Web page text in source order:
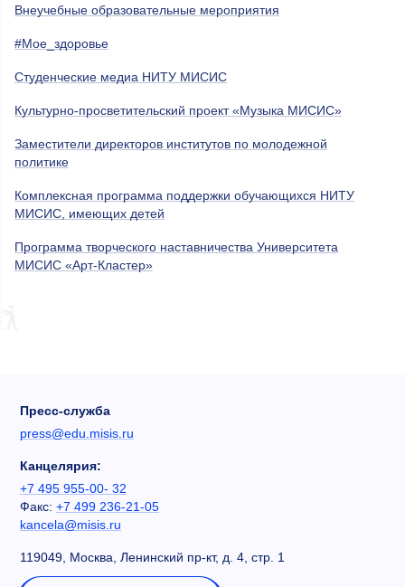
Внеучебные образовательные мероприятия
#Мое_здоровье
Студенческие медиа НИТУ МИСИС
Культурно-просветительский проект «Музыка МИСИС»
Заместители директоров институтов по молодежной
политике
Комплексная программа поддержки обучающихся НИТУ
МИСИС, имеющих детей
Программа творческого наставничества Университета
МИСИС «Арт-Кластер»
Пресс-служба
press@edu.misis.ru
Канцелярия:
+7 495 955-00- 32
Факс: +7 499 236-21-05
kancela@misis.ru
119049, Москва, Ленинский пр-кт, д. 4, стр. 1